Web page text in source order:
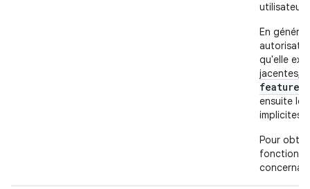
En
qu'elle
jacentes,
feature>
ensuite le
implicites
Pour